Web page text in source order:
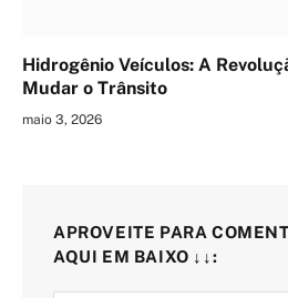
Hidrogênio Veículos: A
Mudar o Trânsito
maio 3, 2026
APROVEITE PARA
AQUI EM BAIXO ↓↓: